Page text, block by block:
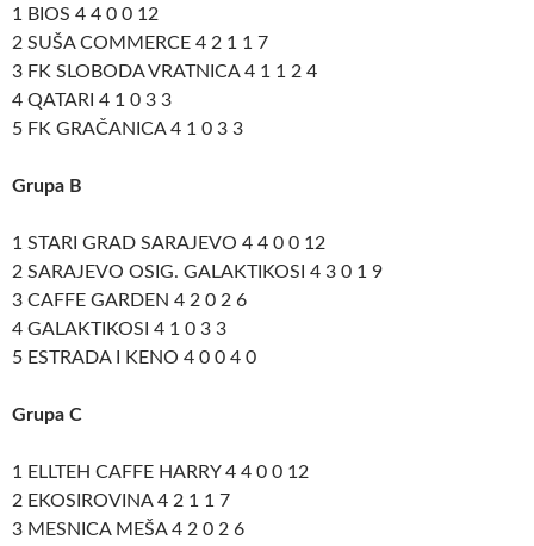
1 BIOS 4 4 0 0 12
2 SUŠA COMMERCE 4 2 1 1 7
3 FK SLOBODA VRATNICA 4 1 1 2 4
4 QATARI 4 1 0 3 3
5 FK GRAČANICA 4 1 0 3 3
Grupa B
1 STARI GRAD SARAJEVO 4 4 0 0 12
2 SARAJEVO OSIG. GALAKTIKOSI 4 3 0 1 9
3 CAFFE GARDEN 4 2 0 2 6
4 GALAKTIKOSI 4 1 0 3 3
5 ESTRADA I KENO 4 0 0 4 0
Grupa C
1 ELLTEH CAFFE HARRY 4 4 0 0 12
2 EKOSIROVINA 4 2 1 1 7
3 MESNICA MEŠA 4 2 0 2 6